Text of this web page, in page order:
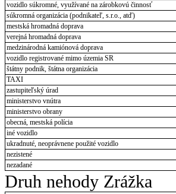
vozidlo súkromné, využívané na zárobkovú činnosť
súkromná organizácia (podnikateľ, s.r.o., atď)
mestská hromadná doprava
verejná hromadná doprava
medzinárodná kamiónová doprava
vozidlo registrované mimo územia SR
štátny podnik, štátna organizácia
TAXI
zastupiteľský úrad
ministerstvo vnútra
ministerstvo obrany
obecná, mestská polícia
iné vozidlo
ukradnuté, neoprávnene použité vozidlo
nezistené
nezadané
Druh nehody Zrážka